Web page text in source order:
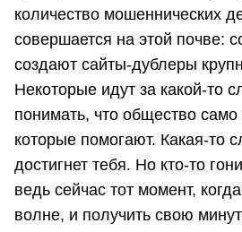
количество мошеннических
совершается на этой почве:
создают сайты-дублеры
Некоторые идут за какой-то
понимать, что общество
которые помогают. Какая-то
достигнет тебя. Но кто-то
ведь сейчас тот момент,
волне, и получить свою